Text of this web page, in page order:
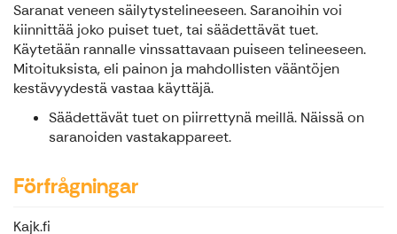
Saranat veneen säilytystelineeseen. Saranoihin voi
kiinnittää joko puiset tuet, tai säädettävät tuet.
Käytetään rannalle vinssattavaan puiseen telineeseen.
Mitoituksista, eli painon ja mahdollisten vääntöjen
kestävyydestä vastaa käyttäjä.
Säädettävät tuet on piirrettynä meillä. Näissä on
saranoiden vastakappareet.
Förfrågningar
Kajk.fi